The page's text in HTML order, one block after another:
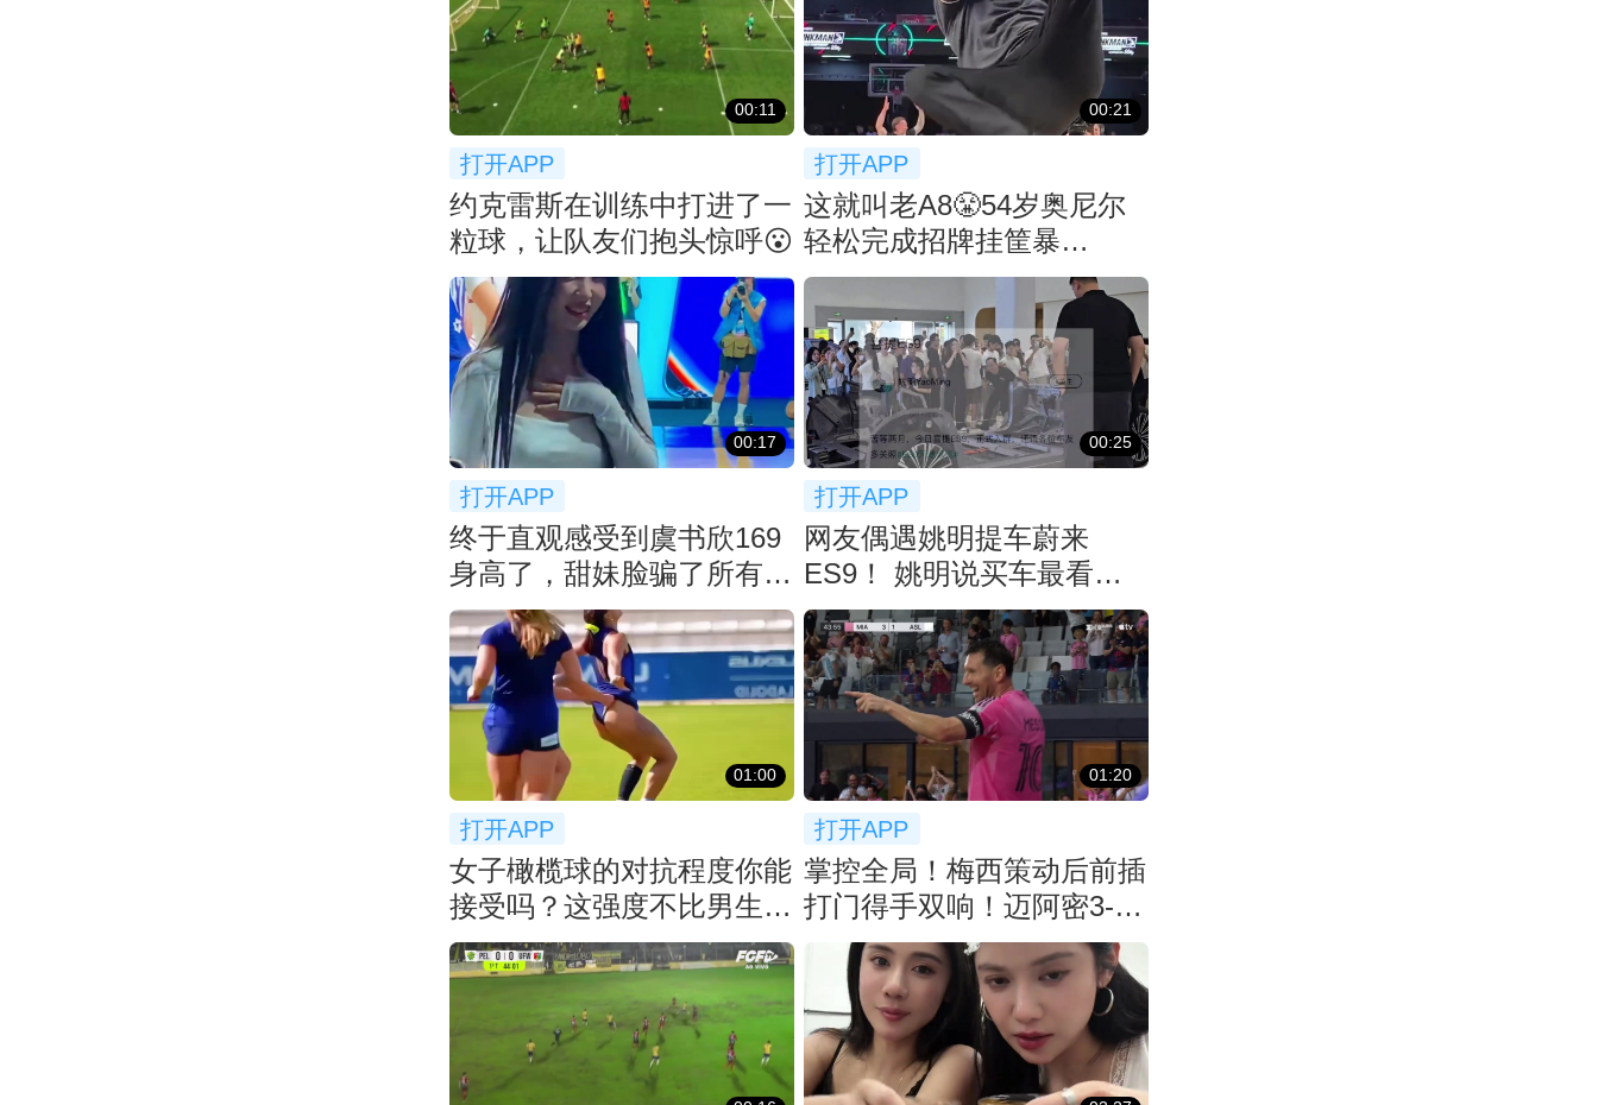
00:11
打开APP
约克雷斯在训练中打进了一
粒球，让队友们抱头惊呼😮
00:21
打开APP
这就叫老A8😤54岁奥尼尔
轻松完成招牌挂筐暴
扣！！！
00:17
打开APP
终于直观感受到虞书欣169
身高了，甜妹脸骗了所有人
👀
00:25
打开APP
网友偶遇姚明提车蔚来
ES9！ 姚明说买车最看重
空间：等了2月
01:00
打开APP
女子橄榄球的对抗程度你能
接受吗？这强度不比男生差
吧？👀
01:20
打开APP
掌控全局！梅西策动后前插
打门得手双响！迈阿密3-1
扩大比分！